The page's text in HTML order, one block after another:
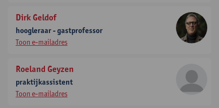
Dirk Geldof
hoogleraar - gastprofessor
Toon e-mailadres
Roeland Geyzen
praktijkassistent
Toon e-mailadres